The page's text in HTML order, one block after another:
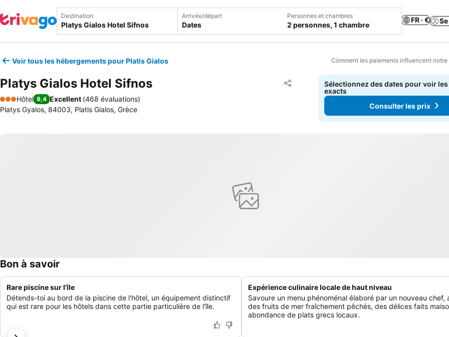
Destination Arrivée/départ
Dates
Personnes et chambres
2 personnes, 1 chambre
FR · €
Voir tous les hébergements pour Platis Gialos Comment les paiements influencent
Platys Gialos Hotel Sifnos Partager
Ajouter à mes favoris
3 Étoiles
Hôtel 9,4 Excellent (468 évaluations)
Platys Gyalos, 84003, Platis Gialos, Grèce
Sélectionnez des dates pour voir
exacts
Consulter les prix
Bon à savoir
Rare piscine sur l'île
Détends-toi au bord de la piscine de l'hôtel, un équipement distinctif
qui est rare pour les hôtels dans cette partie particulière de l'île.
Expérience culinaire locale de haut niveau
Savoure un menu phénoménal élaboré par un nouveau chef,
des fruits de mer fraîchement pêchés, des délices faits
abondance de plats grecs locaux.